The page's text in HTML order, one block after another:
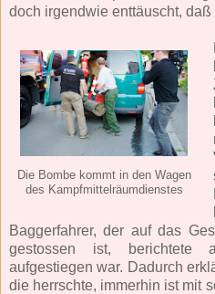
doch irgendwie enttäuscht, daß
Die Bombe kommt in den Wagen
des Kampfmittelräumdienstes
Baggerfahrer, der auf das
gestossen ist, berichtete
aufgestiegen war. Dadurch
die herrschte, immerhin ist mit